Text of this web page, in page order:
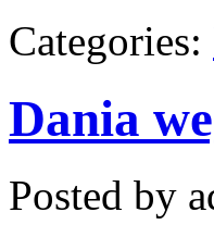
Categories:
Dania
Posted by